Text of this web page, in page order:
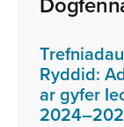
Ryddid:
ar gyfer